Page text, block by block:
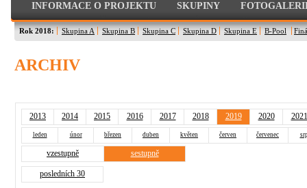
INFORMACE O PROJEKTU SKUPINY
Rok 2018: Skupina A Skupina B Skupina C Skupina D Skupina E B-Pool
ARCHIV
2013 2014 2015 2016 2017 2018 2019 2020 2021
leden únor březen duben květen červen červenec
vzestupně sestupně
posledních 30